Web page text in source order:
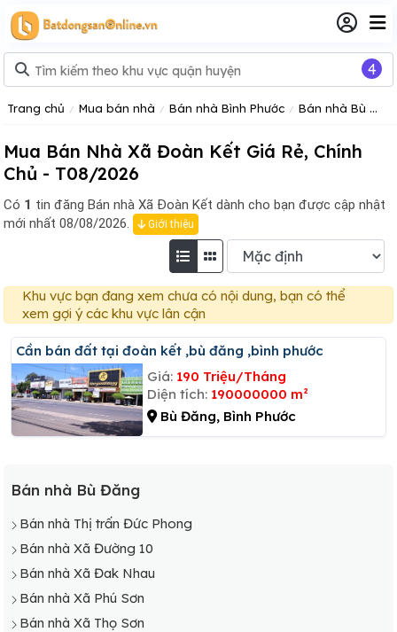
Trang chủ Mua bán nhà Bán nhà Bình Phước Bán nhà Bù Đăng
Mua Bán Nhà Xã Đoàn Kết Giá Rẻ, Chính
Chủ - T08/2026
Có 1 tin đăng Bán nhà Xã Đoàn Kết dành cho bạn được cập nhật
mới nhất 08/08/2026.
Giới thiệu
Khu vực bạn đang xem chưa có nội dung, bạn có thể
xem gợi ý các khu vực lân cận
Cần bán đất tại đoàn kết ,bù đăng ,bình phước
Giá: 190 Triệu/Tháng
Diện tích: 190000000 m²
Bù Đăng, Bình Phước
Bán nhà Bù Đăng
Bán nhà Thị trấn Đức Phong
Bán nhà Xã Đường 10
Bán nhà Xã Đak Nhau
Bán nhà Xã Phú Sơn
Bán nhà Xã Thọ Sơn
4